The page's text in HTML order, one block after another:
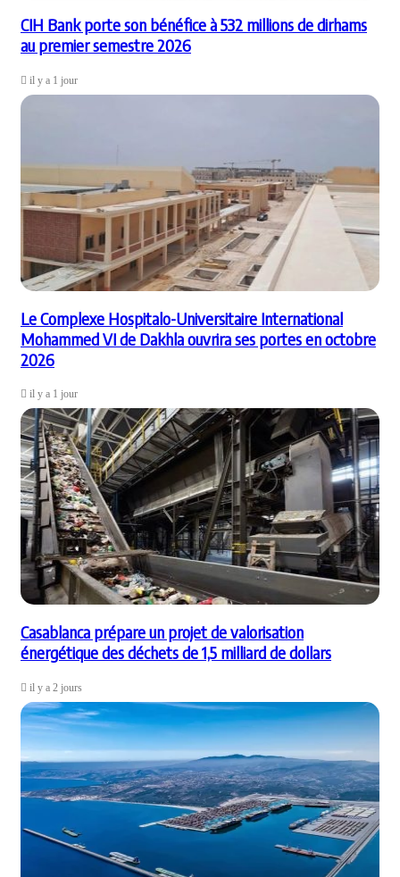
CIH Bank porte son bénéfice à 532 millions de dirhams
au premier semestre 2026
il y a 1 jour
Le Complexe Hospitalo-Universitaire International
Mohammed VI de Dakhla ouvrira ses portes en octobre
2026
il y a 1 jour
Casablanca prépare un projet de valorisation
énergétique des déchets de 1,5 milliard de dollars
il y a 2 jours